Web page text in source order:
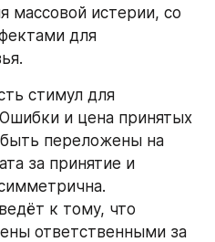
массовой истерии, со
для
стимул для
и цена принятых
переложены на
за принятие и
к тому, что
ответственными за